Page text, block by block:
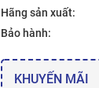
Hãng sản xuất:
Bảo hành:
KHUYẾN MÃI